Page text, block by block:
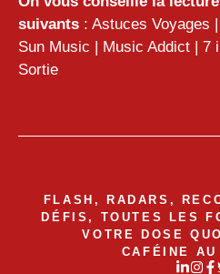
suivants : Astuces Voyages |
Sun Music | Music Addict | 7
Sortie
FLASH, RADARS,
DÉFIS, TOUTES LES
VOTRE DOSE
CAFÉINE AU